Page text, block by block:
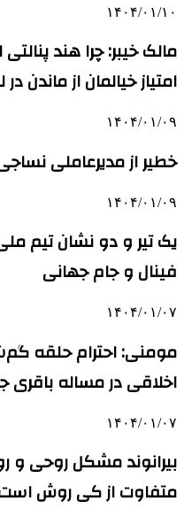
۱۴۰۴/۰۱/۱۰
امتیاز خیالمان از ماندن
۱۴۰۴/۰۱/۰۹
خطیر از مدیرعاملی
۱۴۰۴/۰۱/۰۹
یک تیر و دو نشان تیم
فینال و جام جهانی
۱۴۰۴/۰۱/۰۷
مومنی: احترام حلقه
اخلاقی در مساله باقری
۱۴۰۴/۰۱/۰۷
بیرانوند مشکل روحی و
متفاوت از کی روش